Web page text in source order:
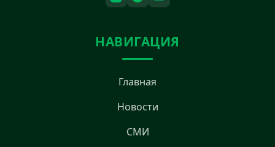
НАВИГАЦИЯ
Главная
Новости
СМИ